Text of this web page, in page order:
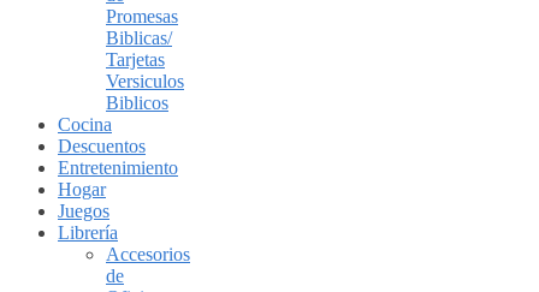
Promesas
Biblicas/
Tarjetas
Versiculos
Biblicos
Cocina
Descuentos
Entretenimiento
Hogar
Juegos
Librería
Accesorios
de